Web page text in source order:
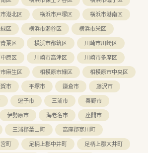
港北区 横浜市戸塚区
横浜市港南区
区 横浜市瀬谷区
横浜市栄区
葉区 横浜市都筑区
川崎市川崎区
原区 川崎市高津区
川崎市多摩区
麻生区 相模原市緑区
相模原市中央区
市 平塚市 鎌倉市
藤沢市
逗子市 三浦市
秦野市
伊勢原市 海老名市
座間市
三浦郡葉山町
高座郡寒川町
町 足柄上郡中井町
足柄上郡大井町